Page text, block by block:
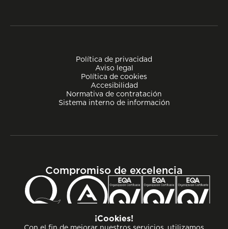
Política de privacidad
Aviso legal
Política de cookies
Accesibilidad
Normativa de contratación
Sistema interno de información
Compromiso de excelencia
¡Cookies!
Con el fin de mejorar nuestros servicios, utilizamos